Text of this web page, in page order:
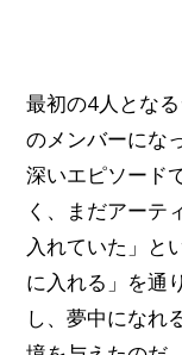
最初の4人とな
のメンバーにな
深いエピソード
く、まだアーテ
入れていた」と
に入れる」を通
し、夢中になれ